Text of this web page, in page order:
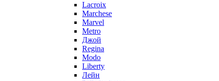
Lacroix
Marchese
Marvel
Metro
Джой
Regina
Modo
Liberty
Лейн